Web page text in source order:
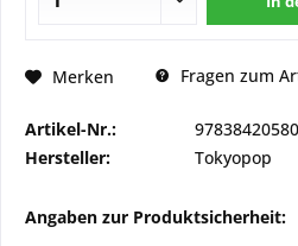
Merken Fragen zum
Artikel-Nr.:
Hersteller:
Tokyopop
Angaben zur Produktsicherheit: